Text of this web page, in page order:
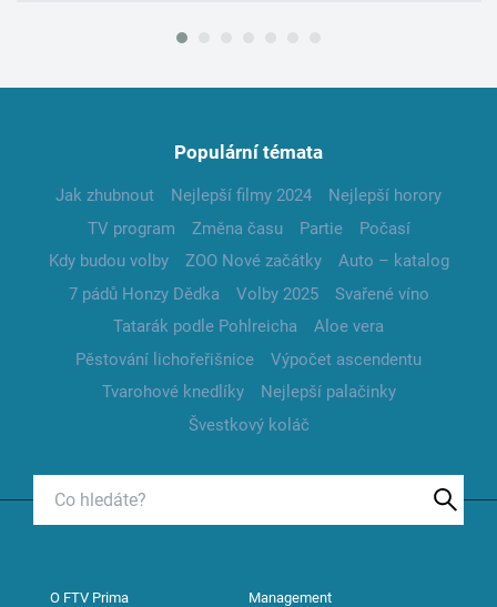
Populární témata
Jak zhubnout Nejlepší filmy 2024
Nejlepší horory
TV program
Změna času Partie
Počasí
Kdy budou volby
ZOO Nové začátky
Auto – katalog
7 pádů Honzy Dědka
Volby 2025
Svařené víno
Tatarák podle Pohlreicha
Aloe vera
Pěstování lichořeřišnice
Výpočet ascendentu
Tvarohové knedlíky
Nejlepší palačinky
Švestkový koláč
O FTV Prima Management